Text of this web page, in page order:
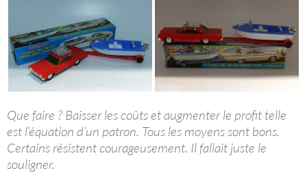
Que faire ? Baisser les coûts et augmenter le profit telle
est l’équation d’un patron. Tous les moyens sont bons.
Certains résistent courageusement. Il fallait juste le
souligner.